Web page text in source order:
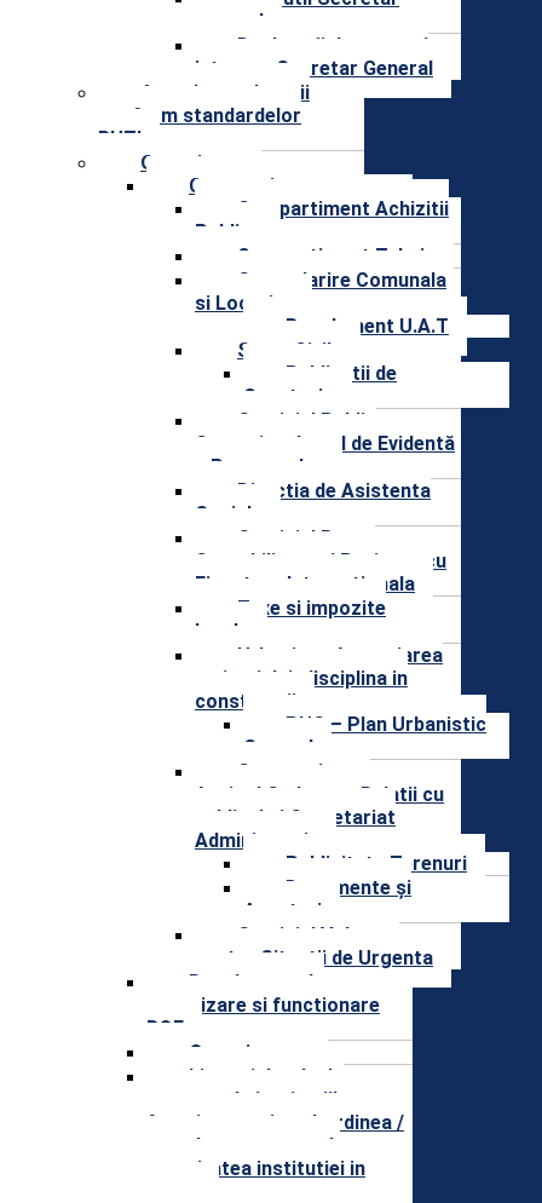
general
Declaratii de avere si
interese Secretar General
Agenda conducerii
conform standardelor
RUTI
Organizare
Compartimente
Compartiment Achizitii
Publice
Compartiment Tehnic
Gospodarire Comunala
si Locativa
Regulament U.A.T
Stare Civila
Publicatii de
Casatorie
Serviciul Public
Comunitar Local de Evidentă
a Persoanelor
Directia de Asistenta
Sociala
Serviciul Buget
Contabilitate si Proiecte cu
Finantare Internationala
Taxe si impozite
locale
Urbanism, Amenajarea
teritoriului, disciplina in
constructii
PUG – Plan Urbanistic
General
Compartiment
Agricol,Cadastru, Relatii cu
publicul si Secretariat
Administrativ
Publicitate Terenuri
Documente și
Anunțuri
Serviciul Voluntar
pentru Situatii de Urgenta
Regulament de
organizare si functionare
ROF
Organigrama
Lista si datele de
contact ale institutiilor care
functionarea in subordinea /
coordonarea sau sub
autoritatea institutiei in